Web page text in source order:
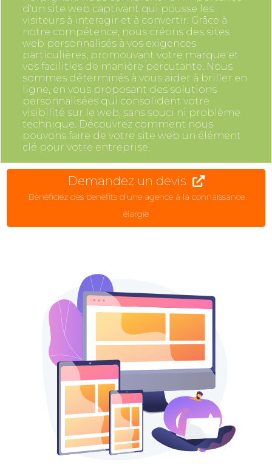
d'un site web captivant qui pousse les
visiteurs à interagir et à convertir. Grâce à
notre compétence, nous créons des sites
web personnalisés à vos exigences
particulières, promouvant votre marque et
vos facilities de manière percutante. Nous
sommes déterminés à vous aider à briller en
ligne, en vous proposant des solutions
personnalisées qui consolident votre
visibilité sur le web, sans souci ni problème
technique. Découvrez comment nous
pouvons faire de votre site web un élément
clé pour votre entreprise.
Demandez un devis
Bénéficiez des benefits d'une agence à la connaissance
élargie